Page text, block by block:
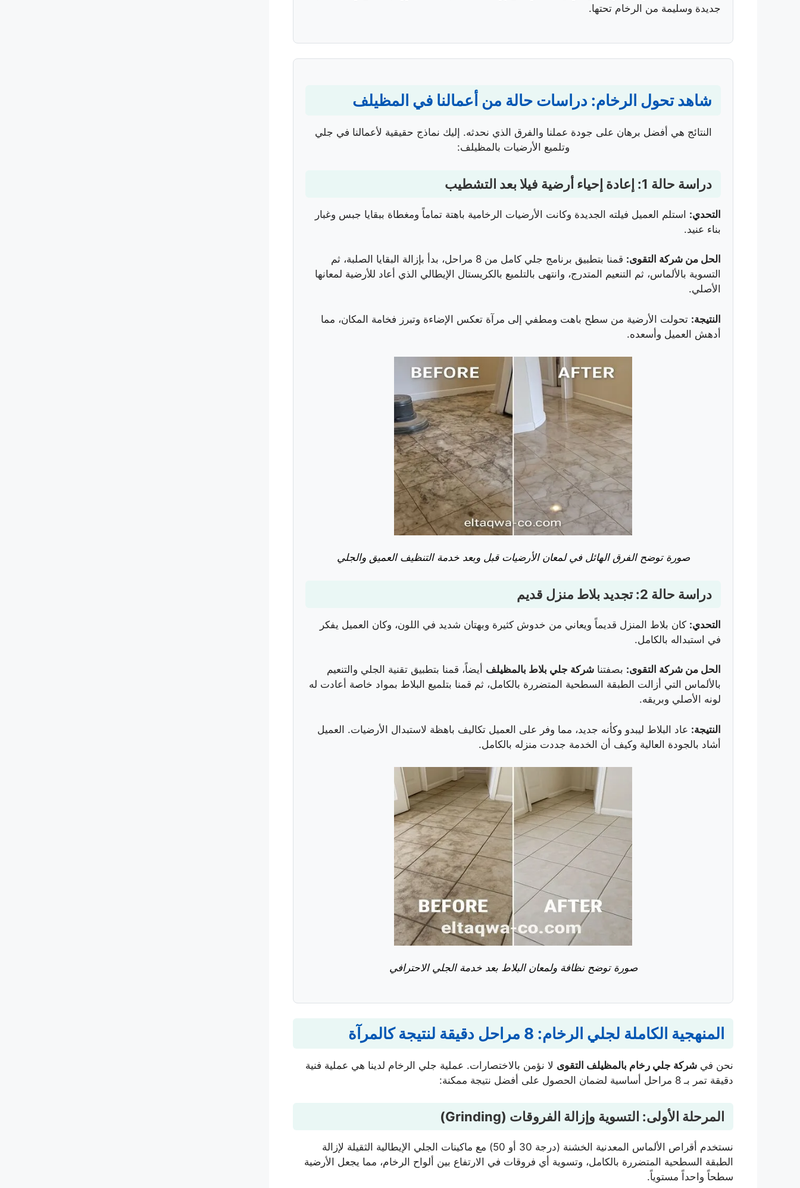
جديدة وسليمة من الرخام تحتها.
شاهد تحول الرخام: دراسات حالة من أعمالنا في المظيلف
النتائج هي أفضل برهان على جودة عملنا والفرق الذي نحدثه. إليك نماذج حقيقية لأعمالنا في جلي
وتلميع الأرضيات بالمظيلف:
دراسة حالة 1: إعادة إحياء أرضية فيلا بعد التشطيب
التحدي: استلم العميل فيلته الجديدة وكانت الأرضيات الرخامية باهتة تماماً ومغطاة ببقايا جبس وغبار
بناء عنيد.
الحل من شركة التقوى:
قمنا بتطبيق برنامج جلي كامل من 8 مراحل، بدأ بإزالة البقايا الصلبة، ثم
التسوية بالألماس، ثم التنعيم المتدرج، وانتهى بالتلميع بالكريستال الإيطالي الذي أعاد للأرضية لمعانها
الأصلي.
النتيجة: تحولت الأرضية من سطح باهت ومطفي إلى مرآة تعكس الإضاءة وتبرز فخامة المكان، مما
أدهش العميل وأسعده.
صورة توضح الفرق الهائل في لمعان الأرضيات قبل وبعد خدمة التنظيف العميق والجلي
دراسة حالة 2: تجديد بلاط منزل قديم
التحدي: كان بلاط المنزل قديماً ويعاني من خدوش كثيرة وبهتان شديد في اللون، وكان العميل يفكر
في استبداله بالكامل.
الحل من شركة التقوى: بصفتنا شركة جلي بلاط بالمظيلف أيضاً، قمنا بتطبيق تقنية الجلي والتنعيم
بالألماس التي أزالت الطبقة السطحية المتضررة بالكامل، ثم قمنا بتلميع البلاط بمواد خاصة أعادت له
لونه الأصلي وبريقه.
النتيجة: عاد البلاط ليبدو وكأنه جديد، مما وفر على العميل تكاليف باهظة لاستبدال الأرضيات. العميل
أشاد بالجودة العالية وكيف أن الخدمة جددت منزله بالكامل.
صورة توضح نظافة ولمعان البلاط بعد خدمة الجلي الاحترافي
المنهجية الكاملة لجلي الرخام: 8 مراحل دقيقة لنتيجة كالمرآة
نحن في شركة جلي رخام بالمظيلف التقوى لا نؤمن بالاختصارات. عملية جلي الرخام لدينا هي عملية فنية
دقيقة تمر بـ 8 مراحل أساسية لضمان الحصول على أفضل نتيجة ممكنة:
المرحلة الأولى: التسوية وإزالة الفروقات (Grinding)
نستخدم أقراص الألماس المعدنية الخشنة (درجة 30 أو 50) مع ماكينات الجلي الإيطالية الثقيلة لإزالة
الطبقة السطحية المتضررة بالكامل، وتسوية أي فروقات في الارتفاع بين ألواح الرخام، مما يجعل الأرضية
سطحاً واحداً مستوياً.